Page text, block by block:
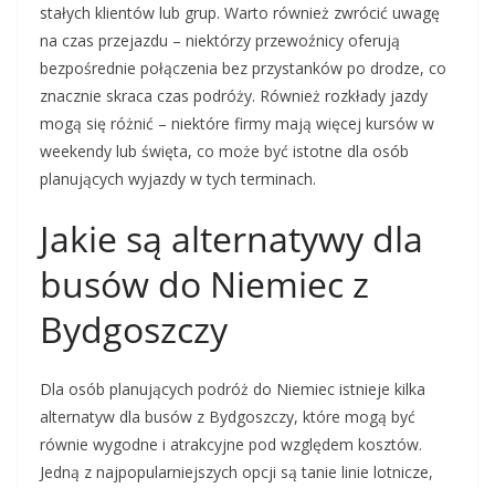
stałych klientów lub grup. Warto również zwrócić uwagę
na czas przejazdu – niektórzy przewoźnicy oferują
bezpośrednie połączenia bez przystanków po drodze, co
znacznie skraca czas podróży. Również rozkłady jazdy
mogą się różnić – niektóre firmy mają więcej kursów w
weekendy lub święta, co może być istotne dla osób
planujących wyjazdy w tych terminach.
Jakie są alternatywy dla
busów do Niemiec z
Bydgoszczy
Dla osób planujących podróż do Niemiec istnieje kilka
alternatyw dla busów z Bydgoszczy, które mogą być
równie wygodne i atrakcyjne pod względem kosztów.
Jedną z najpopularniejszych opcji są tanie linie lotnicze,